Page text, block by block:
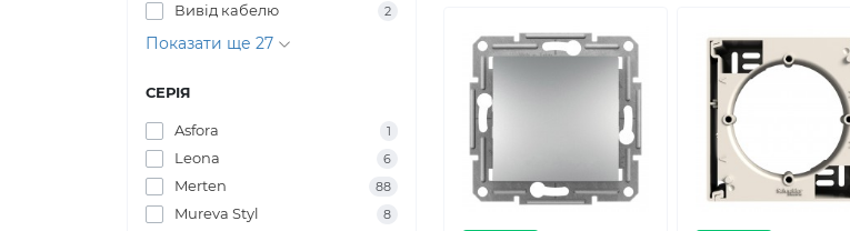
Вивід кабелю 2
Показати ще 27
СЕРІЯ
Asfora 1
Leona 6
Merten 88
Mureva Styl 8